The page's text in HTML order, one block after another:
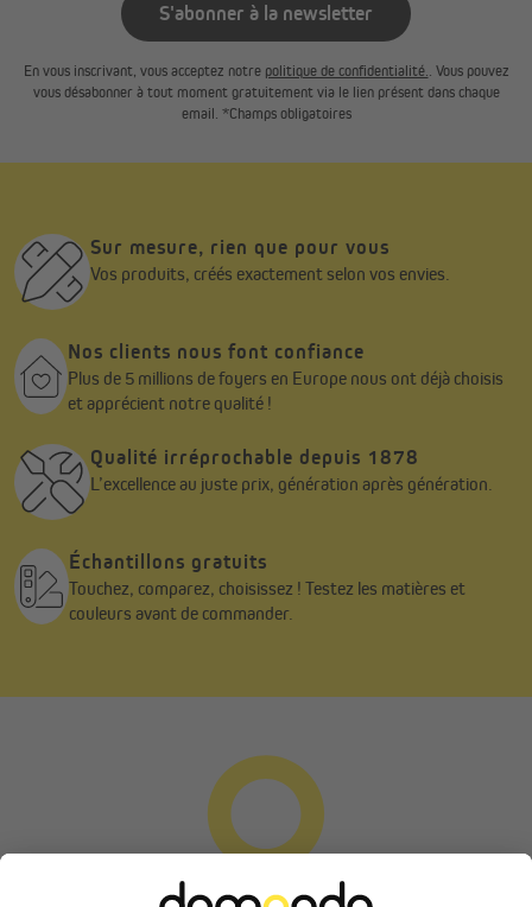
S'abonner à la newsletter
En vous inscrivant, vous acceptez notre politique de confidentialité.. Vous pouvez
vous désabonner à tout moment gratuitement via le lien présent dans chaque
email. *Champs obligatoires
Sur mesure, rien que pour vous
Vos produits, créés exactement selon vos envies.
Nos clients nous font confiance
Plus de 5 millions de foyers en Europe nous ont déjà choisis
et apprécient notre qualité !
Qualité irréprochable depuis 1878
L’excellence au juste prix, génération après génération.
Échantillons gratuits
Touchez, comparez, choisissez ! Testez les matières et
couleurs avant de commander.